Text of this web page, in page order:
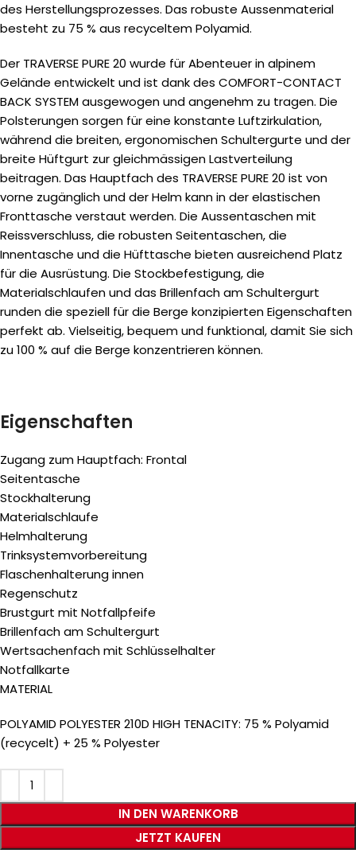
des Herstellungsprozesses. Das robuste Aussenmaterial
besteht zu 75 % aus recyceltem Polyamid.
Der TRAVERSE PURE 20 wurde für Abenteuer in alpinem
Gelände entwickelt und ist dank des COMFORT-CONTACT
BACK SYSTEM ausgewogen und angenehm zu tragen. Die
Polsterungen sorgen für eine konstante Luftzirkulation,
während die breiten, ergonomischen Schultergurte und der
breite Hüftgurt zur gleichmässigen Lastverteilung
beitragen. Das Hauptfach des TRAVERSE PURE 20 ist von
vorne zugänglich und der Helm kann in der elastischen
Fronttasche verstaut werden. Die Aussentaschen mit
Reissverschluss, die robusten Seitentaschen, die
Innentasche und die Hüfttasche bieten ausreichend Platz
für die Ausrüstung. Die Stockbefestigung, die
Materialschlaufen und das Brillenfach am Schultergurt
runden die speziell für die Berge konzipierten Eigenschaften
perfekt ab. Vielseitig, bequem und funktional, damit Sie sich
zu 100 % auf die Berge konzentrieren können.
Eigenschaften
Zugang zum Hauptfach: Frontal
Seitentasche
Stockhalterung
Materialschlaufe
Helmhalterung
Trinksystemvorbereitung
Flaschenhalterung innen
Regenschutz
Brustgurt mit Notfallpfeife
Brillenfach am Schultergurt
Wertsachenfach mit Schlüsselhalter
Notfallkarte
MATERIAL
POLYAMID POLYESTER 210D HIGH TENACITY: 75 % Polyamid
(recycelt) + 25 % Polyester
IN DEN WARENKORB
JETZT KAUFEN